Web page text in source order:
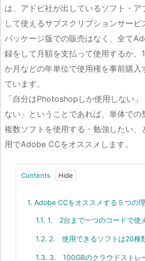
は、アドビ社が出しているソフト・ア
して使えるサブスクリプションサービ
パッケージ版での販売はなく、全て
録をして月額を支払って使用するか
か月などの年単位で使用権を事前購入
ています。
「自分はPhotoshopしか使用しない
ない」ということであれば、単体での
複数ソフトを使用する・勉強したい、
用でAdobe CCをオススメします。
Contents
1. Adobe CCをオススメする５つの
1.1. 1. 2台まで一つのコードで使
1.2. 2. 使用できるソフトは20種
1.3. 3. 100GBのクラウドストレ